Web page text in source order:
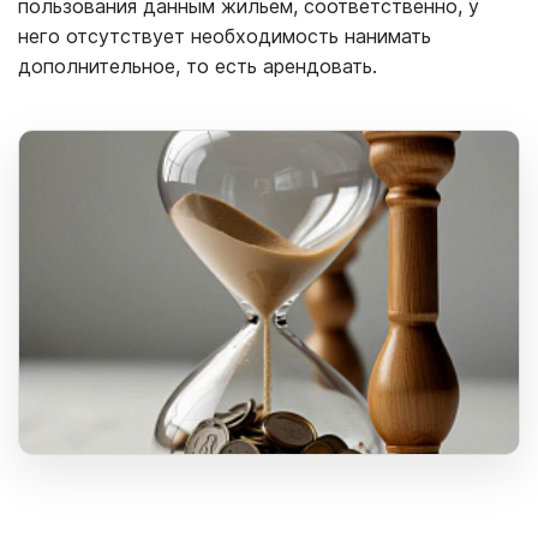
пользования данным жильем, соответственно, у
него отсутствует необходимость нанимать
дополнительное, то есть арендовать.